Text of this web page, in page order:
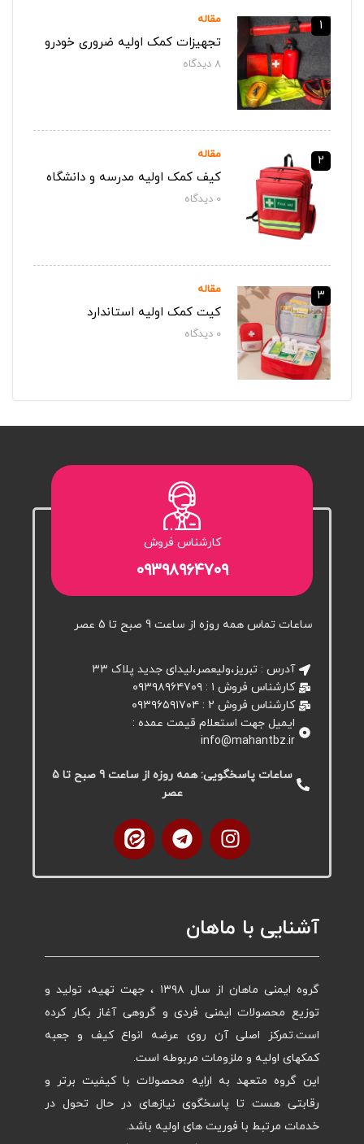
مقاله
تجهیزات کمک اولیه ضروری خودرو
8دیدگاه‌
2 مقاله
کیف کمک اولیه مدرسه و دانشگاه
0دیدگاه‌
3 مقاله
کیت کمک اولیه استاندارد
0دیدگاه‌
کارشناس فروش
۰۹۳۹۸۹۶۴۷۰۹
ساعات تماس همه روزه از ساعت 9 صبح تا 5 عصر
آدرس : تبریز،ولیعصر،لیدای جدید پلاک ۳۳
کارشناس فروش ۱ : ۰۹۳۹۸۹۶۴۷۰۹
کارشناس فروش 2 : ۰۹۳۹۶۵۹۱۷۰۴
ایمیل جهت استعلام قیمت عمده :
info@mahantbz.ir
ساعات پاسخگویی: همه روزه از ساعت 9 صبح تا 5
عصر
آشنایی با ماهان
گروه ایمنی ماهان از سال ۱۳۹۸ ، جهت تهیه، تولید و
توزیع محصولات ایمنی فردی و گروهی آغاز بکار کرده
است.تمرکز اصلی آن روی عرضه انواع کیف و جعبه
کمکهای اولیه و ملزومات مربوطه است.
این گروه متعهد به ارایه محصولات با کیفیت برتر و
رقابتی هست تا پاسخگوی نیازهای در حال تحول در
خدمات مرتبط با فوریت های اولیه باشد.